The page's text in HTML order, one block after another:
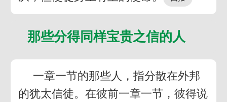
那些分得同样宝贵之信的人
一章一节的那些人，指分散在外邦
的犹太信徒。在彼前一章一节，彼得说